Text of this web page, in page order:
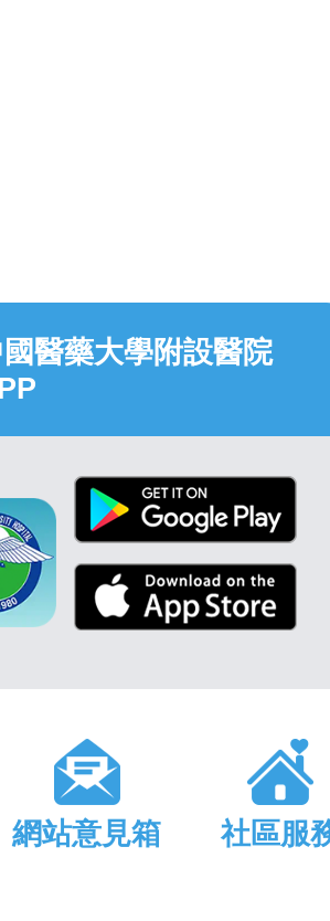
醫藥大學附設醫院
網站意見箱 社區服